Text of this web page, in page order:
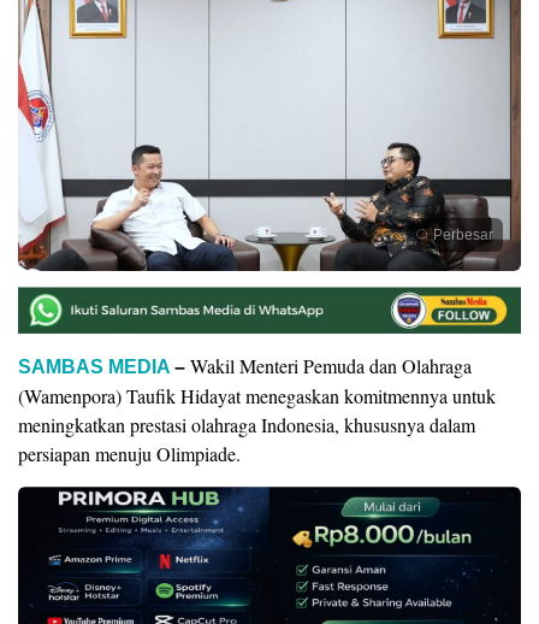
Perbesar
SAMBAS MEDIA – Wakil Menteri Pemuda dan Olahraga
(Wamenpora) Taufik Hidayat menegaskan komitmennya untuk
meningkatkan prestasi olahraga Indonesia, khususnya dalam
persiapan menuju Olimpiade.